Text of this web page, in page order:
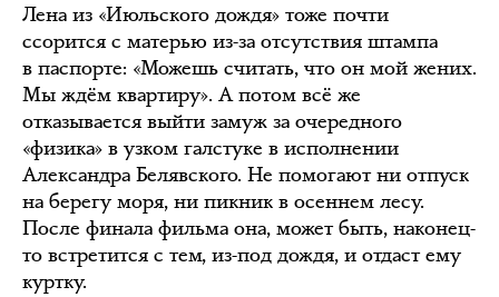
Лена из «Июльского дождя» тоже почти
ссорится с матерью из-за отсутствия штампа
в паспорте: «Можешь считать, что он мой жених.
Мы ждём квартиру». А потом всё же
отказывается выйти замуж за очередного
«физика» в узком галстуке в исполнении
Александра Белявского. Не помогают ни отпуск
на берегу моря, ни пикник в осеннем лесу.
После финала фильма она, может быть, наконец-
то встретится с тем, из-под дождя, и отдаст ему
куртку.